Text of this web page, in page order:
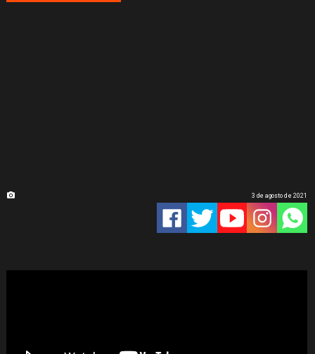
3 de agosto de 2021